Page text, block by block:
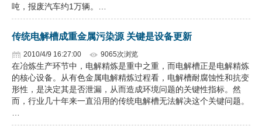
吨，报废汽车约1万辆。…
传统电解槽成重金属污染源 关键是设备更新
2010/4/9 16:27:00 9065次浏览
在冶炼生产环节中，电解精炼是重中之重，而电解槽正是电解精炼
的核心设备。从有色金属电解精炼过程看，电解槽耐腐蚀性和抗变
形性，是决定其是否泄漏，从而造成环境问题的关键性指标。然
而，行业几十年来一直沿用的传统电解槽无法解决这个关键问题。